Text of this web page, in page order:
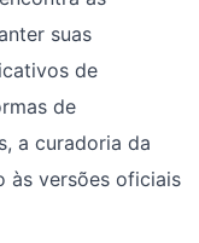
suas
de
de
a curadoria da
às versões oficiais